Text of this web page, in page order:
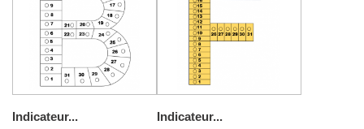
Indicateur... Indicateur...